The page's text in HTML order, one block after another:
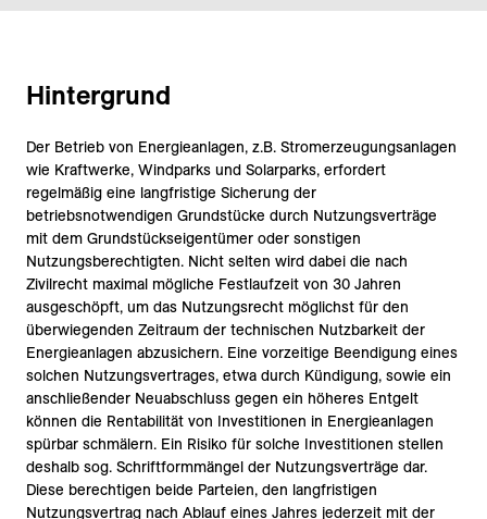
Hintergrund
Der Betrieb von Energieanlagen, z.B. Stromerzeugungsanlagen
wie Kraftwerke, Windparks und Solarparks, erfordert
regelmäßig eine langfristige Sicherung der
betriebsnotwendigen Grundstücke durch Nutzungsverträge
mit dem Grundstückseigentümer oder sonstigen
Nutzungsberechtigten. Nicht selten wird dabei die nach
Zivilrecht maximal mögliche Festlaufzeit von 30 Jahren
ausgeschöpft, um das Nutzungsrecht möglichst für den
überwiegenden Zeitraum der technischen Nutzbarkeit der
Energieanlagen abzusichern. Eine vorzeitige Beendigung eines
solchen Nutzungsvertrages, etwa durch Kündigung, sowie ein
anschließender Neuabschluss gegen ein höheres Entgelt
können die Rentabilität von Investitionen in Energieanlagen
spürbar schmälern. Ein Risiko für solche Investitionen stellen
deshalb sog. Schriftformmängel der Nutzungsverträge dar.
Diese berechtigen beide Parteien, den langfristigen
Nutzungsvertrag nach Ablauf eines Jahres jederzeit mit der